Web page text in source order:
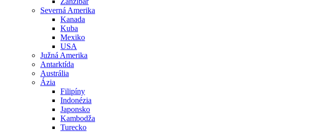
Severná Amerika
Kanada
Kuba
Mexiko
USA
Južná Amerika
Antarktída
Austrália
Ázia
Filipíny
Indonézia
Japonsko
Kambodža
Turecko